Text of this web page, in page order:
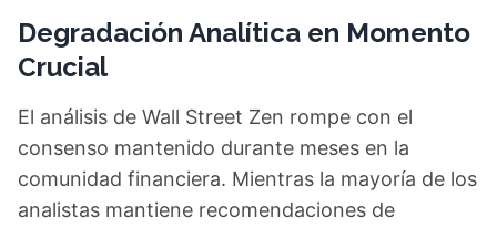
Degradación Analítica en Momento
Crucial
El análisis de Wall Street Zen rompe con el
consenso mantenido durante meses en la
comunidad financiera. Mientras la mayoría de los
analistas mantiene recomendaciones de